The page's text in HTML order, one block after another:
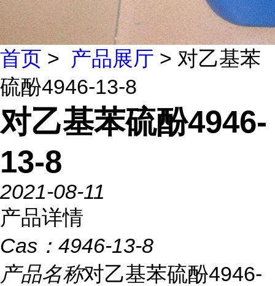
首页 > 产品展厅 > 对乙基苯
硫酚4946-13-8
对乙基苯硫酚4946-
13-8
2021-08-11
产品详情
Cas： 4946-13-8
产品名称对乙基苯硫酚4946-